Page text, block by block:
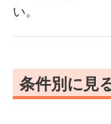
い。
条件別に見